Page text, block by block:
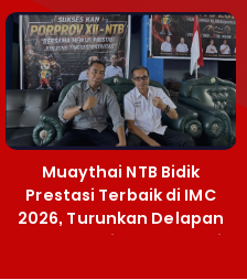
Muaythai NTB Bidik
Prestasi Terbaik di IMC
2026, Turunkan Delapan
Atlet ke Kejurnas Bekasi